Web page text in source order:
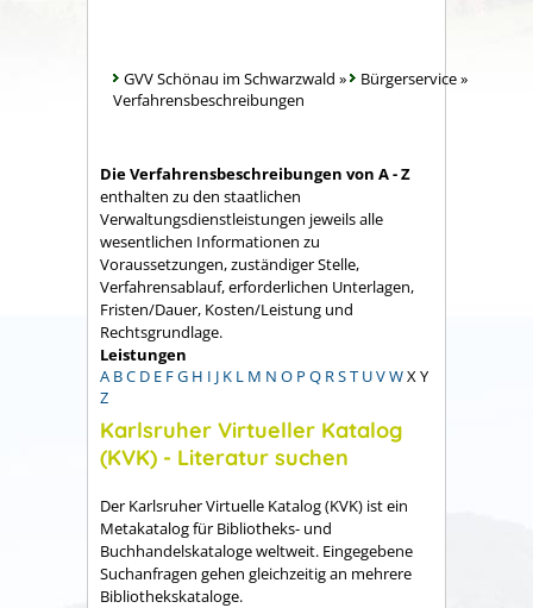
GVV Schönau im Schwarzwald » Bürgerservice»
Verfahrensbeschreibungen
Die Verfahrensbeschreibungen von A - Z
enthalten zu den staatlichen
Verwaltungsdienstleistungen jeweils alle
wesentlichen Informationen zu
Voraussetzungen, zuständiger Stelle,
Verfahrensablauf, erforderlichen Unterlagen,
Fristen/Dauer, Kosten/Leistung und
Rechtsgrundlage.
Leistungen
A BC D E FG H I J K L M N O P Q RST UVWX Y
Z
Karlsruher Virtueller Katalog
(KVK) - Literatur suchen
Der Karlsruher Virtuelle Katalog (KVK) ist ein
Metakatalog für Bibliotheks- und
Buchhandelskataloge weltweit. Eingegebene
Suchanfragen gehen gleichzeitig an mehrere
Bibliothekskataloge.